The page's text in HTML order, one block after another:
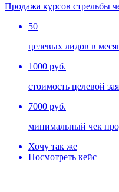
Продажа курсов стрельбы
50
целевых лидов в
1000 руб.
стоимость целевой
7000 руб.
минимальный чек
Хочу так же
Посмотреть кейс